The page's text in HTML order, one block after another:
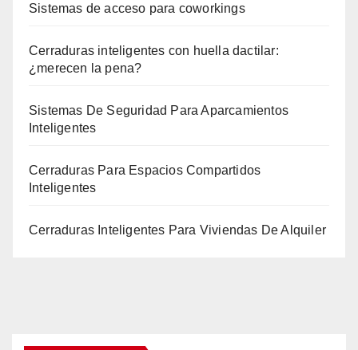
Sistemas de acceso para coworkings
Cerraduras inteligentes con huella dactilar:
¿merecen la pena?
Sistemas De Seguridad Para Aparcamientos
Inteligentes
Cerraduras Para Espacios Compartidos
Inteligentes
Cerraduras Inteligentes Para Viviendas De Alquiler